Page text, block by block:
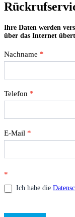
Rückrufservice
Ihre Daten werden
über das Internet
Nachname *
Telefon *
E-Mail *
*
Ich habe die